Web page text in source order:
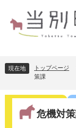
でば
本
現在地 トップページ
策課
危機対